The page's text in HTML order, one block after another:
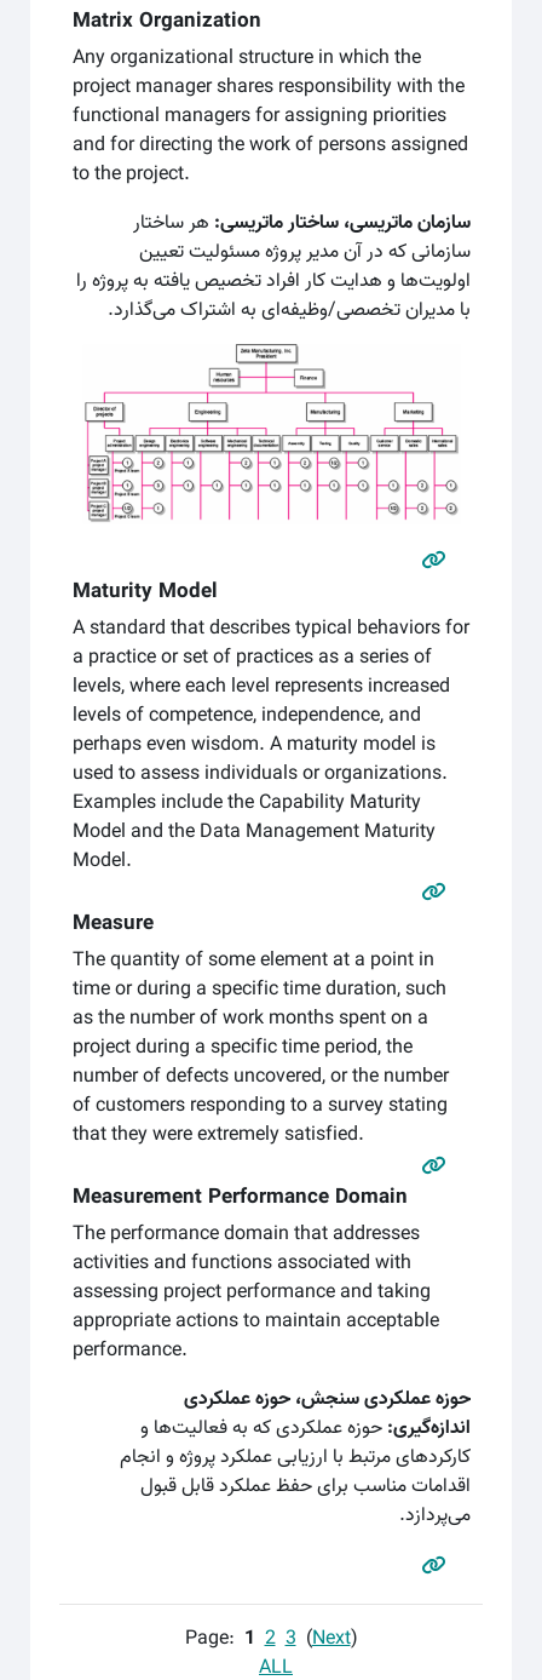
Matrix Organization
Any organizational structure in which the
project manager shares responsibility with the
functional managers for assigning priorities
and for directing the work of persons assigned
to the project.
سازمان ماتريسی، ساختار ماتریسی: هر ساختار
سازمانی که در آن مدیر پروژه مسئولیت تعیین
اولویت‌ها و هدایت کار افراد تخصیص یافته به پروژه را
با مدیران تخصصی/وظیفه‌ای به اشتراک می‌گذارد.
Maturity Model
A standard that describes typical behaviors for
a practice or set of practices as a series of
levels, where each level represents increased
levels of competence, independence, and
perhaps even wisdom. A maturity model is
used to assess individuals or organizations.
Examples include the Capability Maturity
Model and the Data Management Maturity
Model.
Measure
The quantity of some element at a point in
time or during a specific time duration, such
as the number of work months spent on a
project during a specific time period, the
number of defects uncovered, or the number
of customers responding to a survey stating
that they were extremely satisfied.
Measurement Performance Domain
The performance domain that addresses
activities and functions associated with
assessing project performance and taking
appropriate actions to maintain acceptable
performance.
حوزه عملکردی سنجش، حوزه عملکردی
اندازه‌گیری:حوزه عملکردی که به فعالیت‌ها و
کارکردهای مرتبط با ارزیابی عملکرد پروژه و انجام
اقدامات مناسب برای حفظ عملکرد قابل قبول
می‌پردازد.
Page: 1 2 3(Next)
ALL